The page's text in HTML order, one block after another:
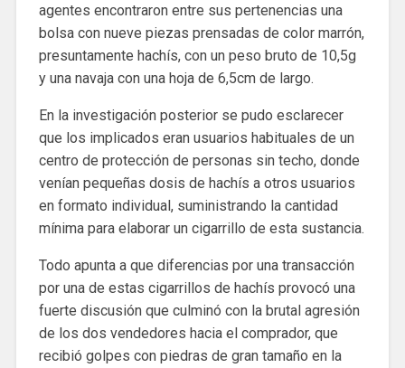
agentes encontraron entre sus pertenencias una
bolsa con nueve piezas prensadas de color marrón,
presuntamente hachís, con un peso bruto de 10,5g
y una navaja con una hoja de 6,5cm de largo.
En la investigación posterior se pudo esclarecer
que los implicados eran usuarios habituales de un
centro de protección de personas sin techo, donde
venían pequeñas dosis de hachís a otros usuarios
en formato individual, suministrando la cantidad
mínima para elaborar un cigarrillo de esta sustancia.
Todo apunta a que diferencias por una transacción
por una de estas cigarrillos de hachís provocó una
fuerte discusión que culminó con la brutal agresión
de los dos vendedores hacia el comprador, que
recibió golpes con piedras de gran tamaño en la